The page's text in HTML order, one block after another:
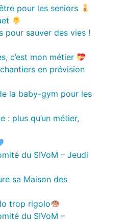
pour les seniors
pour sauver des vies !
c’est mon métier
en prévision
la baby-gym pour les
: plus qu’un métier,
du SIVoM – Jeudi
sa Maison des
trop rigolo
du SIVoM –